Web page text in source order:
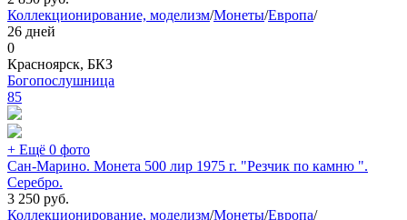
Коллекционирование, моделизм/Монеты/Европа/
26 дней
0
Красноярск, БКЗ
Богопослушница
85
+ Ещё 0 фото
Сан-Марино. Монета 500 лир 1975 г. "Резчик по камню ".
Серебро.
3 250 руб.
Коллекционирование, моделизм/Монеты/Европа/